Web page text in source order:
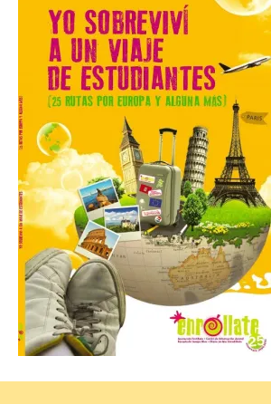
La Comarca de las Cinco
Villas, un lugar ideal para
ver el eclipse solar
9 Ago 2026
El próximo 12 de agosto
se producirá el fenómeno
natural excepcional que
podrá verse en muchos
puntos de la comarca,
pero hay que recordar que la observación
debe hacerse siguiendo las pautas de
seguridad recomendadas. La Comarca de
Cinco Villas […]
La vigésima fotografía de